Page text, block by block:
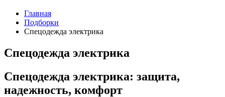
Главная
Подборки
Спецодежда электрика
Спецодежда электрика
Спецодежда электрика: защита,
надежность, комфорт